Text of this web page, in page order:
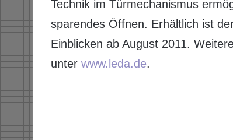
Technik im Türmechanismus
sparendes Öffnen. Erhältlich ist
Einblicken ab August 2011.
unter www.leda.de.